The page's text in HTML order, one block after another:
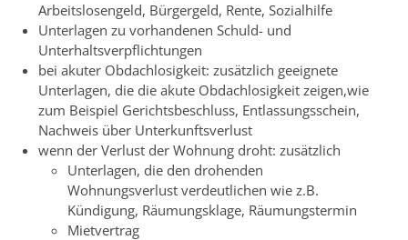
Arbeitslosengeld, Bürgergeld, Rente, Sozialhilfe
Unterlagen zu vorhandenen Schuld- und
Unterhaltsverpflichtungen
bei akuter Obdachlosigkeit: zusätzlich geeignete
Unterlagen, die die akute Obdachlosigkeit zeigen,wie
zum Beispiel Gerichtsbeschluss, Entlassungsschein,
Nachweis über Unterkunftsverlust
wenn der Verlust der Wohnung droht: zusätzlich
Unterlagen, die den drohenden
Wohnungsverlust verdeutlichen wie z.B.
Kündigung, Räumungsklage, Räumungstermin
Mietvertrag